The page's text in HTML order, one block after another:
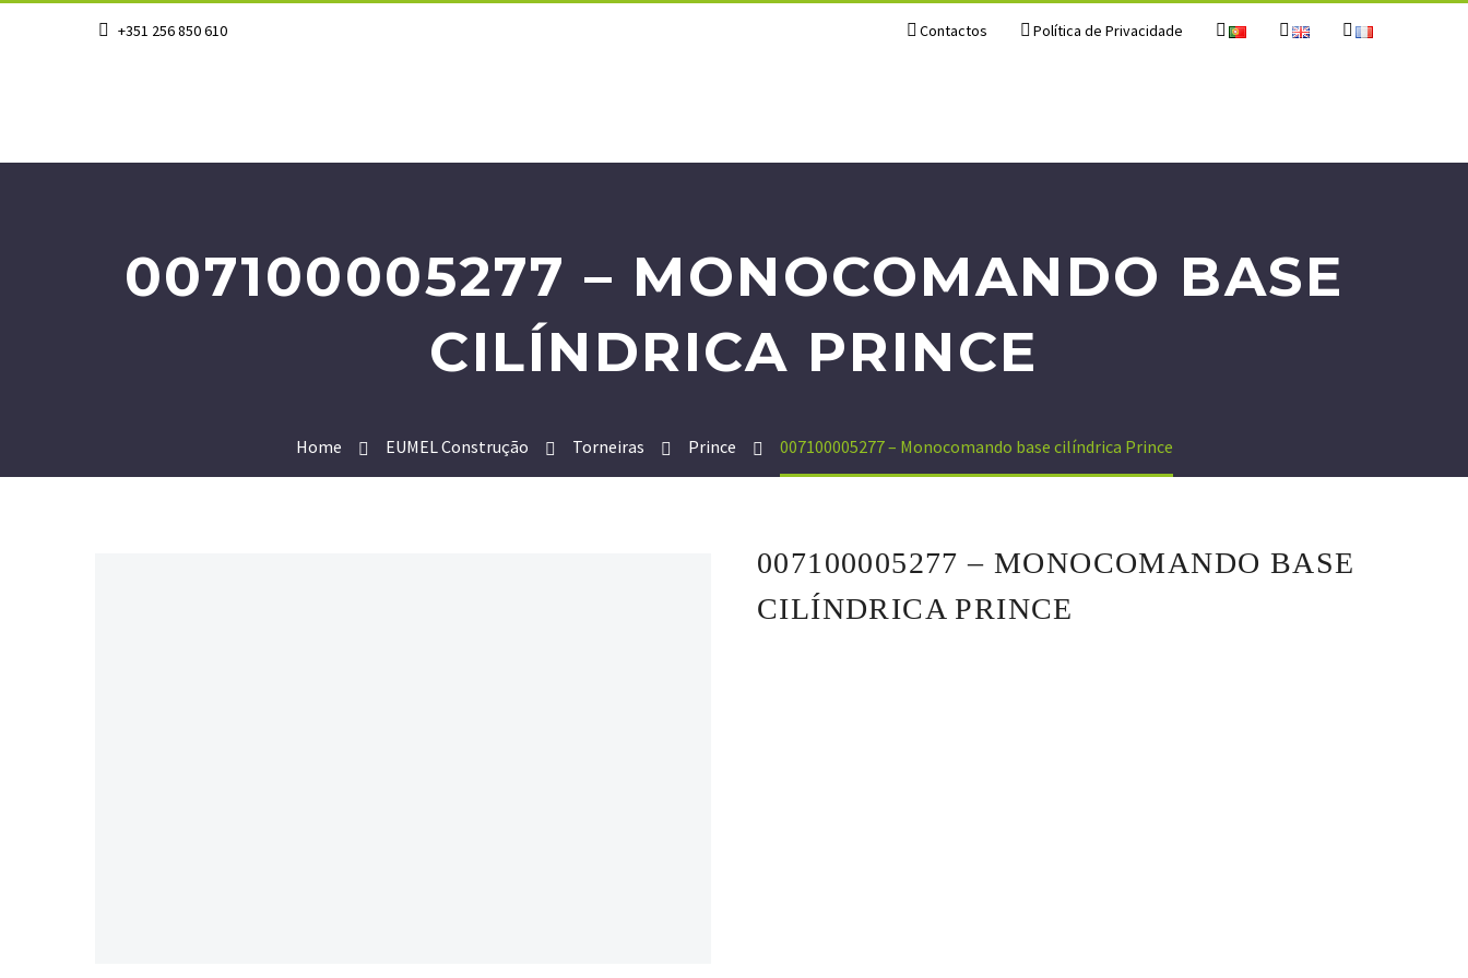
+351 256 850 610 Contactos Política de Privacidade
007100005277 – MONOCOMANDO BASE
CILÍNDRICA PRINCE
Home EUMEL Construção Torneiras Prince 007100005277 – Monocomando base cilíndrica Prince
007100005277 – MONOCOMANDO BASE
CILÍNDRICA PRINCE